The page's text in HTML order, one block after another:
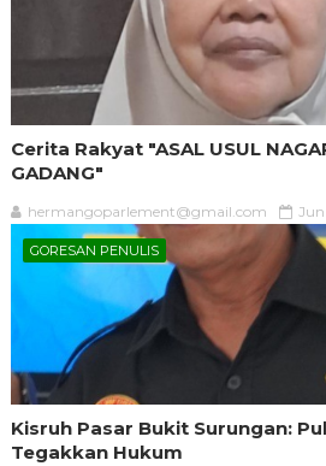
Cerita Rakyat "ASAL USUL
GADANG"
hermangoparlement@gmail.com
GORESAN PENULIS
Kisruh Pasar Bukit Surungan:
Tegakkan Hukum